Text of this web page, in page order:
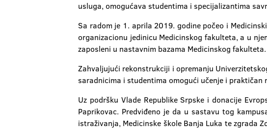
usluga, omogućava studentima i specijalizantima
Sa radom je 1. aprila 2019. godine počeo i
organizacionu jedinicu Medicinskog fakulteta, a u
zaposleni u nastavnim bazama Medicinskog
Zahvaljujući rekonstrukciji i opremanju
saradnicima i studentima omogući učenje i praktičan
Uz podršku Vlade Republike Srpske i donacije
Paprikovac. Predviđeno je da u sastavu tog
istraživanja, Medicinske škole Banja Luka te zgrada